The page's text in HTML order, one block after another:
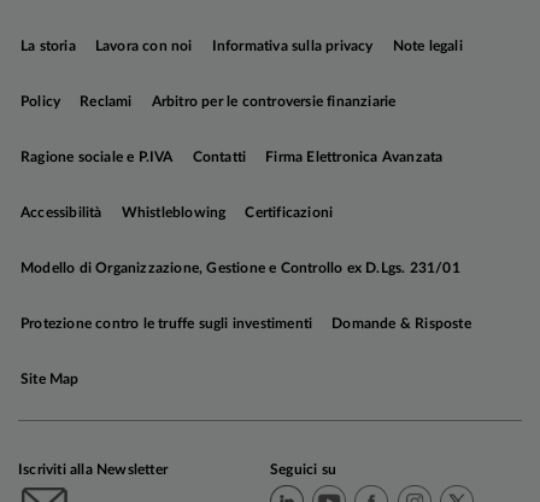
La storia Lavora con noi Informativa sulla privacy Note legali
Policy Reclami Arbitro per le controversie finanziarie
Ragione sociale e P.IVA Contatti Firma Elettronica Avanzata
Accessibilità Whistleblowing Certificazioni
Modello di Organizzazione, Gestione e Controllo ex D.Lgs. 231/01
Protezione contro le truffe sugli investimenti Domande & Risposte
Site Map
Iscriviti alla Newsletter Seguici su